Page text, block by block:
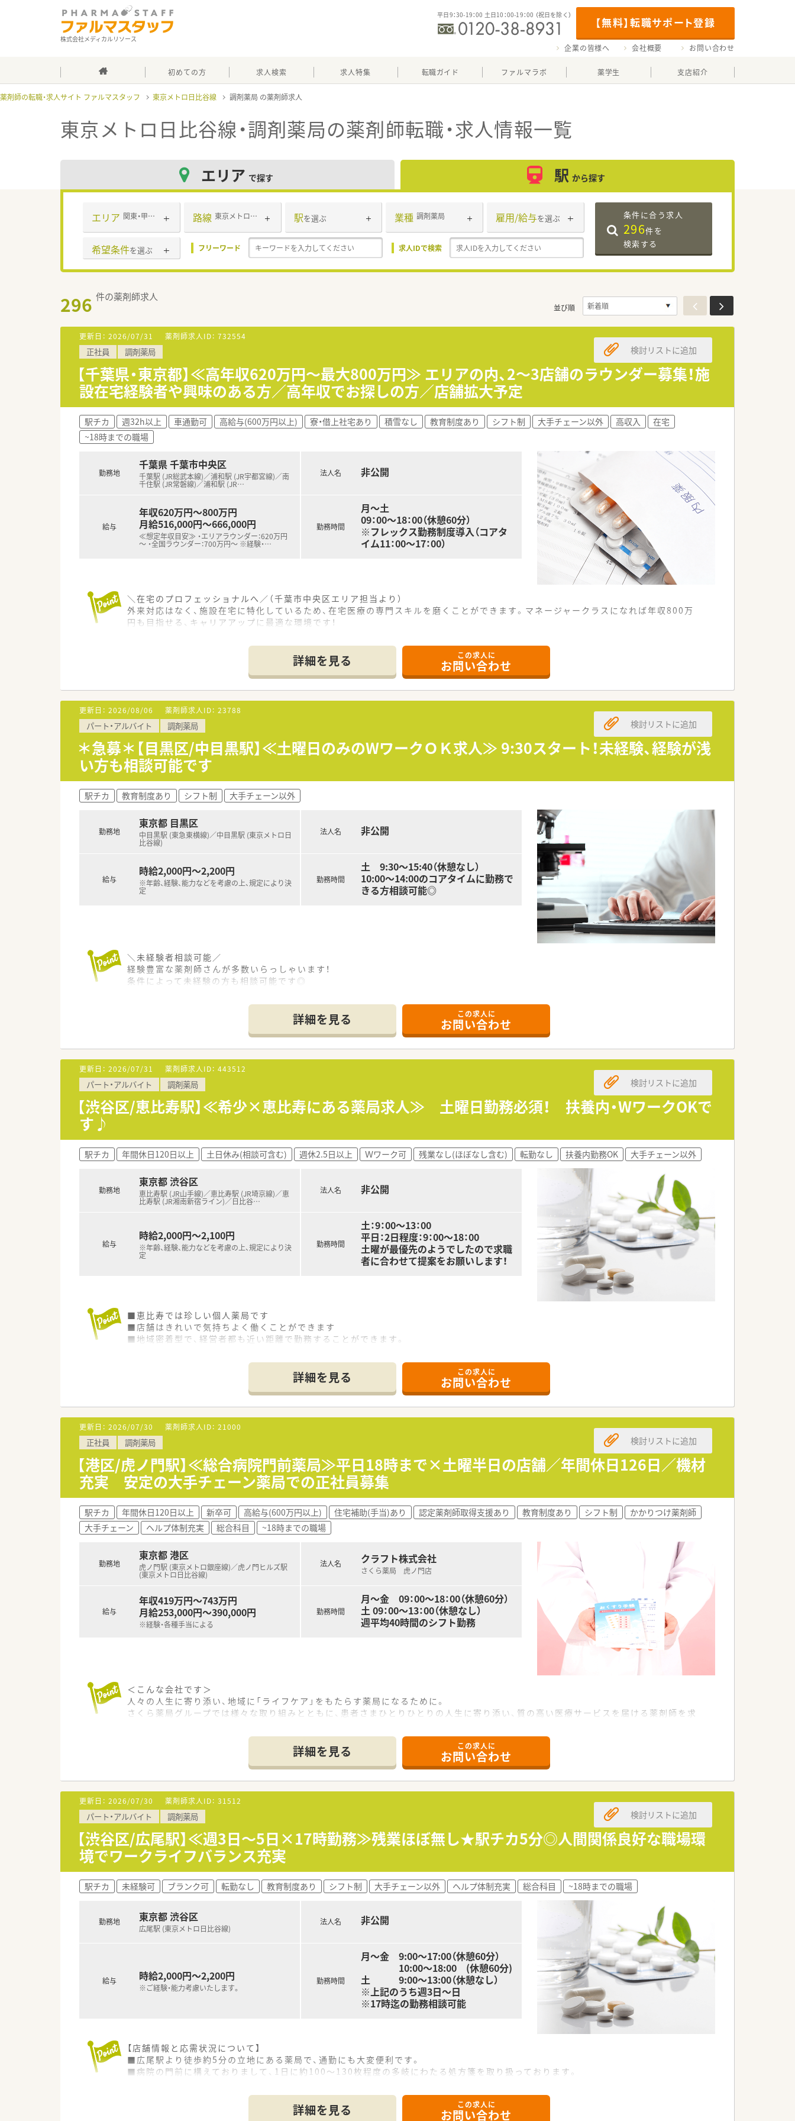
株式会社メディカルリソース
【無料】転職サポート登録
平日9：30-19：00 土日10：00-19：00 （祝日を除く）
企業の皆様へ 会社概要 お問い合わせ
初めての方 求人検索 求人特集 転職ガイド ファルマラボ 薬学生 支店紹介
薬剤師の転職・求人サイト ファルマスタッフ 東京メトロ日比谷線 調剤薬局
東京メトロ日比谷線・調剤薬局の薬剤師転職・求人情報一覧
エリア で探す 駅 から探す
エリア 関東・甲信越・北陸 路線 東京メトロ日比谷線 駅を選ぶ 業種 調剤薬局 雇用/給与を選ぶ
希望条件を選ぶ フリーワード 求人IDで検索
条件に合う求人
296件を
検索する
296 件の薬剤師求人
並び順
更新日： 2026/07/31 薬剤師求人ID： 732554
正社員 調剤薬局
【千葉県・東京都】≪高年収620万円～最大800万円≫ エリアの内、2～3店舗のラウンダー募集！施
設在宅経験者や興味のある方／高年収でお探しの方／店舗拡大予定
検討リストに追加
駅チカ 週32h以上 車通勤可 高給与(600万円以上) 寮・借上社宅あり 積雪なし 教育制度あり シフト制 大手チェーン以外 高収入
在宅
~18時までの職場
勤務地
千葉県 千葉市中央区
千葉駅 (JR総武本線)／浦和駅 (JR宇都宮線)／南
千住駅 (JR常磐線)／浦和駅 (JR…
給与
年収620万円～800万円
月給516,000円～666,000円
≪想定年収目安≫ ・エリアラウンダー：620万円
～ ・全国ラウンダー：700万円～ ※経験・…
法人名 非公開
勤務時間
月～土
09：00～18：00（休憩60分）
※フレックス勤務制度導入（コアタ
イム11：00～17：00）
＼在宅のプロフェッショナルへ／（千葉市中央区エリア担当より）
外来対応はなく、施設在宅に特化しているため、在宅医療の専門スキルを磨くことができます。マネージャークラスになれば年収800万
円も目指せる、キャリアアップに最適な環境です！
■千葉駅など複数路線からアクセス可能な立地で、施設5件・250名の患者様を担当する在宅医療に特化した環境です。
■外来処方箋の応需は少なく、薬剤師と事務スタッフが在籍しチームで連携して業務に取り組んでいます。
■施設への訪問を中心に行っており、お持ちの運転免許を活かして地域医療に大きく貢献できるやりがいのある職場です。
【募集背景と求める人物像について】
■在宅医療の需要増加に伴う欠員補充および体制強化のための急募であり、施設在宅に興味を持つ方を広く求めています。
■柔軟なフットワークを持ち、残業やエリア内の異動を厭わず高収入を目指して積極的に働きたい方に最適な環境です。
■調剤や病院での経験を活かし、チーム医療の中でステップアップを図りたいという成長意欲にあふれる人材を歓迎します。
【法人特徴について】
■横浜市を中心に関東圏へ薬局や訪問看護ステーションなど複数の事業所を展開し、地域に密着した医療を提供しています。
■現在8店舗を運営しており、今後も在宅医療分野において一都三県での事業所展開を広げていく明確なビジョンがあります。
■経営陣も薬剤師資格を有しており、現場の声を大切にしながら安定した経営基盤をもとにさらなる成長を続けています。
詳細を見る この求人に
お問い合わせ
更新日： 2026/08/06 薬剤師求人ID： 23788
パート・アルバイト 調剤薬局
＊急募＊【目黒区/中目黒駅】≪土曜日のみのWワークＯＫ求人≫ 9:30スタート！未経験、経験が浅
い方も相談可能です
検討リストに追加
駅チカ 教育制度あり シフト制 大手チェーン以外
勤務地
東京都 目黒区
中目黒駅 (東急東横線)／中目黒駅 (東京メトロ日
比谷線)
給与
時給2,000円～2,200円
※年齢、経験、能力などを考慮の上、規定により決
定
法人名 非公開
勤務時間
土 9:30～15:40（休憩なし）
10:00～14:00のコアタイムに勤務で
きる方相談可能◎
＼未経験者相談可能／
経験豊富な薬剤師さんが多数いらっしゃいます！
条件によって未経験の方も相談可能です◎
＼Wワーク・副業をお探しの方／
土曜日のみの勤務なので、普段は企業勤めをされている方や復帰を検討されている方にもオススメです
■同じビルに入っている内科・消化器科・心療内科からの応需が9割程です。
そのうち心療内科が6割・内科が3割・面応需が1割。
心療内科がメインではありますが、ドクターが薬に詳しくしっかり患者様にお話してくださる方のため薬局での細かい説明はほとんど
不要です。
■薬剤師さんの在籍人数は常時2～3名です。
雰囲気が良く定着率の良い職場です。
■通勤便利な中目黒駅から徒歩1分の好立地。とても綺麗な店舗です。
■週32時間以上勤務者は認定取得にかかる費用の負担がございます。
詳細を見る この求人に
お問い合わせ
更新日： 2026/07/31 薬剤師求人ID： 443512
パート・アルバイト 調剤薬局
【渋谷区/恵比寿駅】≪希少×恵比寿にある薬局求人≫ 土曜日勤務必須！ 扶養内・WワークOKで
す♪
検討リストに追加
駅チカ 年間休日120日以上 土日休み(相談可含む) 週休2.5日以上 Ｗワーク可 残業なし(ほぼなし含む) 転勤なし 扶養内勤務OK 大手チェーン以外
勤務地
東京都 渋谷区
恵比寿駅 (JR山手線)／恵比寿駅 (JR埼京線)／恵
比寿駅 (JR湘南新宿ライン)／日比谷…
給与
時給2,000円～2,100円
※年齢、経験、能力などを考慮の上、規定により決
定
法人名 非公開
勤務時間
土：9：00～13：00
平日：2日程度：9：00～18：00
土曜が最優先のようでしたので求職
者に合わせて提案をお願いします！
■恵比寿では珍しい個人薬局です
■店舗はきれいで気持ちよく働くことができます
■地域密着型で、経営者都も近い距離で勤務することができます。
詳細を見る この求人に
お問い合わせ
更新日： 2026/07/30 薬剤師求人ID： 21000
正社員 調剤薬局
【港区/虎ノ門駅】≪総合病院門前薬局≫平日18時まで×土曜半日の店舗／年間休日126日／機材
充実 安定の大手チェーン薬局での正社員募集
検討リストに追加
駅チカ 年間休日120日以上 新卒可 高給与(600万円以上) 住宅補助(手当)あり 認定薬剤師取得支援あり 教育制度あり シフト制
かかりつけ薬剤師
大手チェーン
ヘルプ体制充実 総合科目 ~18時までの職場
勤務地
東京都 港区
虎ノ門駅 (東京メトロ銀座線)／虎ノ門ヒルズ駅
(東京メトロ日比谷線)
給与
年収419万円～743万円
月給253,000円～390,000円
※経験・各種手当による
法人名 クラフト株式会社
さくら薬局 虎ノ門店
勤務時間
月～金 09：00～18：00（休憩60分）
土 09：00～13：00（休憩なし）
週平均40時間のシフト勤務
＜こんな会社です＞
人々の人生に寄り添い、地域に「ライフケア」をもたらす薬局になるために。
さくら薬局グループでは様々な取り組みとともに、患者さまひとりひとりの人生に寄り添い、質の高い医療サービスを届ける薬剤師を求
業務をサポートするために様々なシステムを独自開発しています。
その一つが約20年前から導入され、進化を続けている調剤システム「SPITS」。
処方箋受付から一連の調剤業務を連動させ、業務効率化を図るほか、
調剤過誤防止機能を高め、患者様と働くスタッフを守っています。
システム改修が必要な制度変更があった場合も、迅速に対応できる強みを生かしていきます。
★刷新された新規採用者研修
中途入社ならではの悩みを解消し、さくら薬局グループのビジョンや社内規定などをご案内。
同期入社の方との繋がりを踏まえ、『さくら薬局の薬剤師』として、安心してキャリアをスタートいただくための研修です。
店舗OJT・フォローアップや通常の社内研修と絡めて中途入社専門の体系的な研修をご用意。
安心して飛び込める体制が整備されています。
★業界トップクラスの認定薬局数と盤石化を図る組織体制
全店舗で地域連携薬局を目指している地域に根差した調剤薬局です。
高い専門性が求められる特殊な調剤に対応できる専門医療機関連携薬局も取得しています。
本社から業界動向などの情報が常に発信されており、患者様や医療機関と信頼関係を築きやすい体制があるのも認定薬局が増えている
理由の1つです。
年間休日が「126日相当時間」と業界トップクラスのさくら薬局では産休・育休の希望取得率も100％！長く働き続けるための環境づくり
地域・店舗ごとに異なる患者さまのニーズやスタッフの思いを実現する取り組みも行っています。
入社後もひとりひとりの薬剤師像に近しい多彩なキャリアステップをご用意しております。
こうした働きやすい環境づくりに力を入れている『さくら薬局グループ』でご活躍されてみませんか？
詳細を見る この求人に
お問い合わせ
更新日： 2026/07/30 薬剤師求人ID： 31512
パート・アルバイト 調剤薬局
【渋谷区/広尾駅】≪週3日～5日×17時勤務≫残業ほぼ無し★駅チカ5分◎人間関係良好な職場環
境でワークライフバランス充実
検討リストに追加
駅チカ 未経験可 ブランク可 転勤なし 教育制度あり シフト制 大手チェーン以外 ヘルプ体制充実 総合科目 ~18時までの職場
勤務地 東京都 渋谷区
広尾駅 (東京メトロ日比谷線)
給与 時給2,000円～2,200円
※ご経験・能力考慮いたします。
法人名 非公開
勤務時間
月～金 9:00～17:00（休憩60分）
10:00～18:00 (休憩60分)
土 9:00～13:00（休憩なし）
※上記のうち週3日～日
※17時迄の勤務相談可能
【店舗情報と応需状況について】
■広尾駅より徒歩約5分の立地にある薬局で、通勤にも大変便利です。
■病院の門前に構えておりまして、1日に約100～130枚程度の多岐にわたる処方箋を取り扱っております。
■今後の人員体制をさらに強化していくため、正社員の増員募集です。
詳細を見る この求人に
お問い合わせ